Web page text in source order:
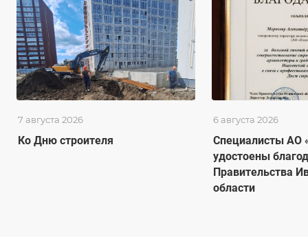
7 августа 2026
Ко Дню строителя
6 августа 2026
Специалисты АО
удостоены
Правительства
области